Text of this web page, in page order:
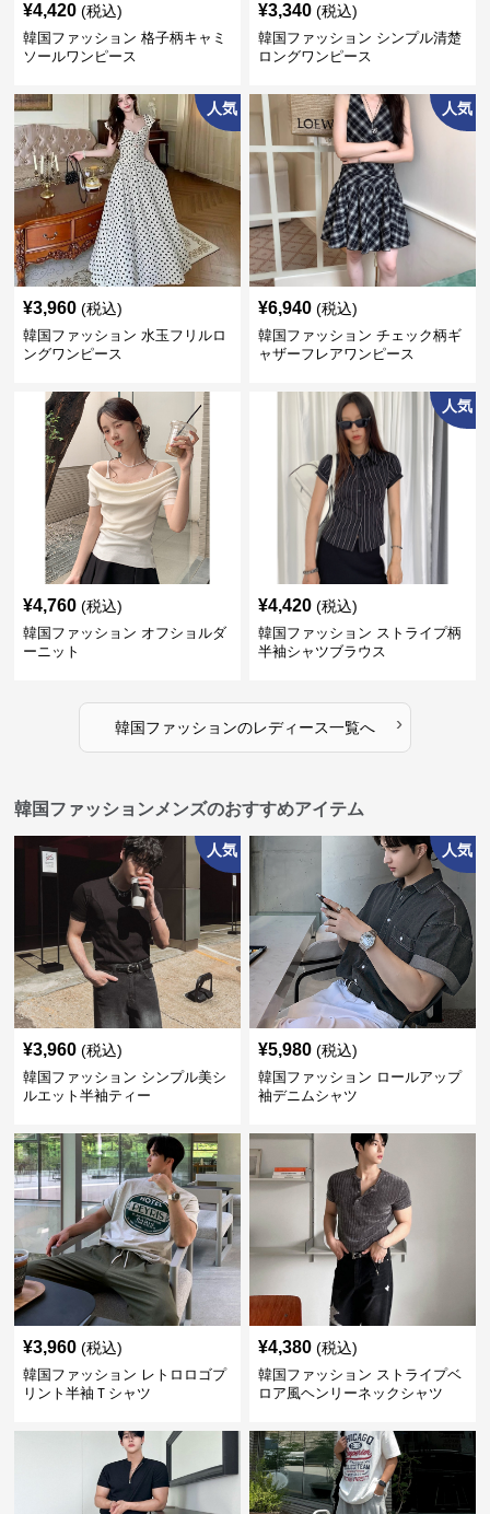
¥4,420 (税込)
韓国ファッション 格子柄キャミ
ソールワンピース
¥3,340 (税込)
韓国ファッション シンプル清楚
ロングワンピース
人気
¥3,960 (税込)
韓国ファッション 水玉フリルロ
ングワンピース
人気
¥6,940 (税込)
韓国ファッション チェック柄ギ
ャザーフレアワンピース
¥4,760 (税込)
韓国ファッション オフショルダ
ーニット
人気
¥4,420 (税込)
韓国ファッション ストライプ柄
半袖シャツブラウス
韓国ファッションのレディース一覧へ ›
韓国ファッションメンズのおすすめアイテム
人気
¥3,960 (税込)
韓国ファッション シンプル美シ
ルエット半袖ティー
人気
¥5,980 (税込)
韓国ファッション ロールアップ
袖デニムシャツ
¥3,960 (税込)
韓国ファッション レトロロゴプ
リント半袖Ｔシャツ
¥4,380 (税込)
韓国ファッション ストライプベ
ロア風ヘンリーネックシャツ